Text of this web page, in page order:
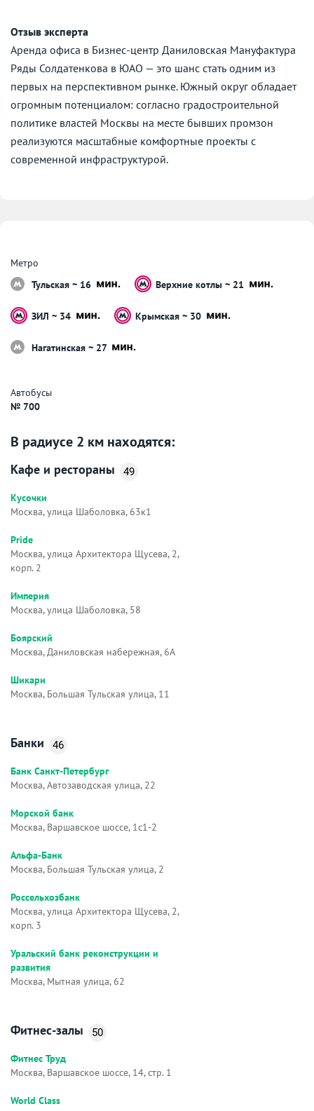
Отзыв эксперта
Аренда офиса в Бизнес-центр Даниловская Мануфактура
Ряды Солдатенкова в ЮАО — это шанс стать одним из
первых на перспективном рынке. Южный округ обладает
огромным потенциалом: согласно градостроительной
политике властей Москвы на месте бывших промзон
реализуются масштабные комфортные проекты с
современной инфраструктурой.
Метро
Тульская ~ 16
Верхние котлы ~ 21
ЗИЛ ~ 34 Крымская ~ 30
Нагатинская ~ 27
Автобусы
№ 700
В радиусе 2 км находятся:
Кафе и рестораны 49
Кусочки
Москва, улица Шаболовка, 63к1
Pride
Москва, улица Архитектора Щусева, 2,
корп. 2
Империя
Москва, улица Шаболовка, 58
Боярский
Москва, Даниловская набережная, 6А
Шикари
Москва, Большая Тульская улица, 11
Банки 46
Банк Санкт-Петербург
Москва, Автозаводская улица, 22
Морской банк
Москва, Варшавское шоссе, 1с1-2
Альфа-Банк
Москва, Большая Тульская улица, 2
Россельхозбанк
Москва, улица Архитектора Щусева, 2,
корп. 3
Уральский банк реконструкции и
развития
Москва, Мытная улица, 62
Фитнес-залы 50
Фитнес Труд
Москва, Варшавское шоссе, 14, стр. 1
World Class